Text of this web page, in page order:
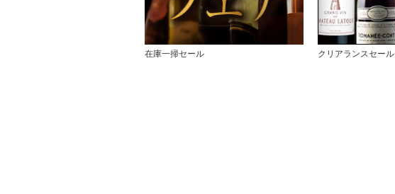
在庫一掃セール クリアランスセール